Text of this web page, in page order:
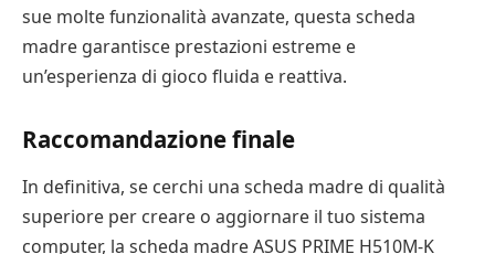
sue molte funzionalità avanzate, questa scheda
madre garantisce prestazioni estreme e
un’esperienza di gioco fluida e reattiva.
Raccomandazione finale
In definitiva, se cerchi una scheda madre di qualità
superiore per creare o aggiornare il tuo sistema
computer, la scheda madre ASUS PRIME H510M-K